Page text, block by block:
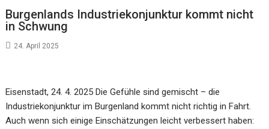
Burgenlands Industriekonjunktur kommt nicht
in Schwung
24. April 2025
Eisenstadt, 24. 4. 2025 Die Gefühle sind gemischt – die
Industriekonjunktur im Burgenland kommt nicht richtig in Fahrt.
Auch wenn sich einige Einschätzungen leicht verbessert haben: